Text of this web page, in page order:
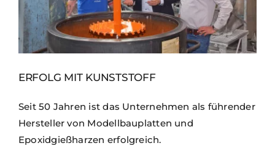
ERFOLG MIT KUNSTSTOFF
Seit 50 Jahren ist das Unternehmen als führender
Hersteller von Modellbauplatten und
Epoxidgießharzen erfolgreich.